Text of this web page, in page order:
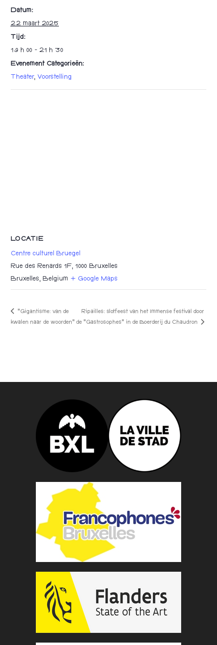
Datum:
22 maart 2025
Tijd:
19 h 00 - 21 h 30
Evenement Categorieën:
Theater, Voorstelling
LOCATIE
Centre culturel Bruegel
Rue des Renards 1F, 1000 Bruxelles
Bruxelles , Belgium + Google Maps
“Gigantisme: van de
kwalen naar de woorden”
Ripailles: slotfeest van het Immense festival door
de “Gastrosophes” in de Boerderij du Chaudron